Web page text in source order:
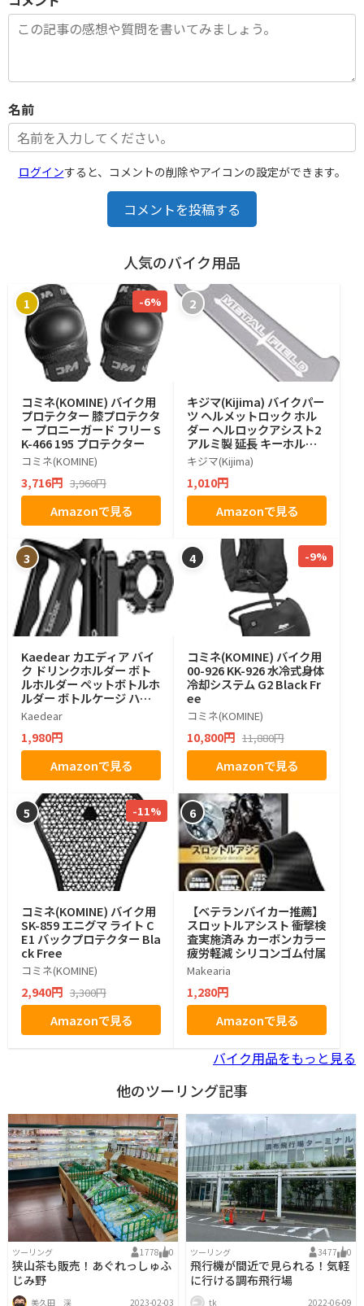
名前
ログインすると、コメントの削除やアイコンの設定ができます。
コメントを投稿する
人気のバイク用品
1 -6%
コミネ(KOMINE) バイク用
プロテクター 膝プロテクタ
ー プロニーガード フリー S
K-466 195 プロテクター
コミネ(KOMINE)
3,716円 3,960円
Amazonで見る
2
キジマ(Kijima) バイクパー
ツ ヘルメットロック ホル
ダー ヘルロックアシスト2
アルミ製 延長 キーホルダ
ー ラチェットチンストラッ
プ用 ガンメタ P00033
キジマ(Kijima)
1,010円
Amazonで見る
3
Kaedear カエディア バイ
ク ドリンクホルダー ボト
ルホルダー ペットボトルホ
ルダー ボトルケージ ハン
ドル バー KDR-M21 (ブラ
ック)
Kaedear
1,980円
Amazonで見る
4 -9%
コミネ(KOMINE) バイク用
00-926 KK-926 水冷式身体
冷却システム G2 Black Fr
ee
コミネ(KOMINE)
10,800円 11,880円
Amazonで見る
5 -11%
コミネ(KOMINE) バイク用
SK-859 エニグマ ライト C
E1 バックプロテクター Bla
ck Free
コミネ(KOMINE)
2,940円 3,300円
Amazonで見る
6
【ベテランバイカー推薦】
スロットルアシスト 衝撃検
査実施済み カーボンカラー
疲労軽減 シリコンゴム付属
Makearia
1,280円
Amazonで見る
バイク用品をもっと見る
他のツーリング記事
ツーリング 1778 0
狭山茶も販売！あぐれっしゅふ
じみ野
美久田 渓 2023-02-03
ツーリング 3477 0
飛行機が間近で見られる！気軽
に行ける調布飛行場
tk 2022-06-09